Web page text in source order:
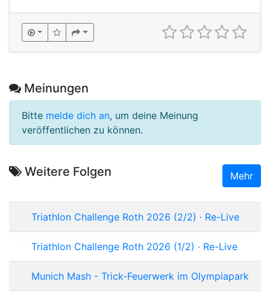
Meinungen
Bitte melde dich an, um deine Meinung
veröffentlichen zu können.
Weitere Folgen Mehr
Triathlon Challenge Roth 2026 (2/2) · Re-Live
Triathlon Challenge Roth 2026 (1/2) · Re-Live
Munich Mash - Trick-Feuerwerk im Olympiapark